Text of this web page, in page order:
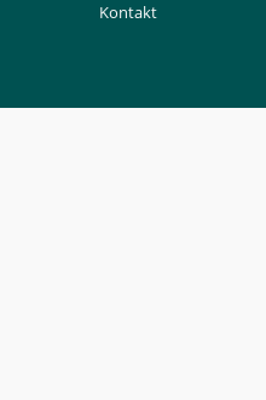
Kontakt